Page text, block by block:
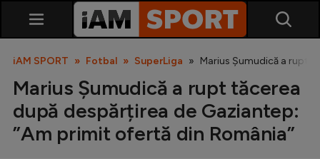
iAM SPORT Fotbal SuperLiga Marius Șumudică a rupt
Marius Șumudică a rupt tăcerea
după despărțirea de Gaziantep:
”Am primit ofertă din România”